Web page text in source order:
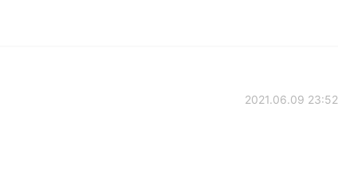
2021.06.09 23:52